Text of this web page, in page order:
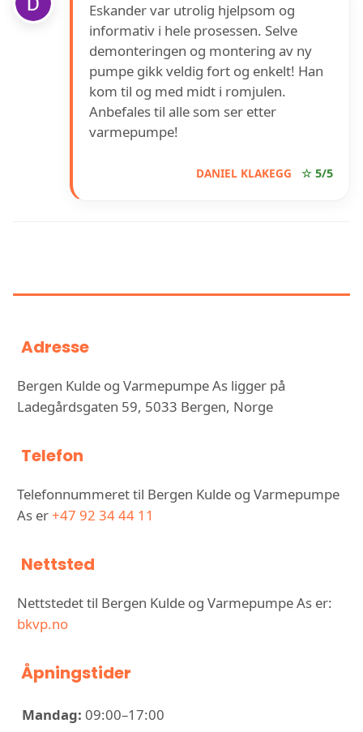
Eskander var utrolig hjelpsom og
informativ i hele prosessen. Selve
demonteringen og montering av ny
pumpe gikk veldig fort og enkelt! Han
kom til og med midt i romjulen.
Anbefales til alle som ser etter
varmepumpe!
DANIEL KLAKEGG ☆ 5/5
Adresse
Bergen Kulde og Varmepumpe As ligger på
Ladegårdsgaten 59, 5033 Bergen, Norge
Telefon
Telefonnummeret til Bergen Kulde og Varmepumpe
As er+47 92 34 44 11
Nettsted
Nettstedet til Bergen Kulde og Varmepumpe As er:
bkvp.no
Åpningstider
Mandag: 09:00–17:00